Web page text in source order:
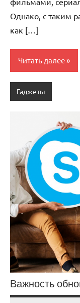
Однако, с таким
как […]
Читать далее
Гаджеты
Важность